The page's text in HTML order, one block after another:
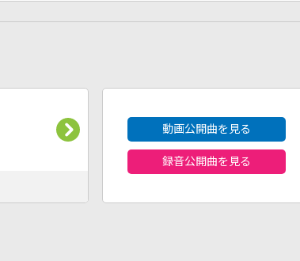
動画公開曲を見る
録音公開曲を見る